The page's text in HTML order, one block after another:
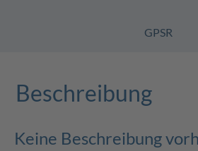
GPSR
Beschreibung
Keine Beschreibung